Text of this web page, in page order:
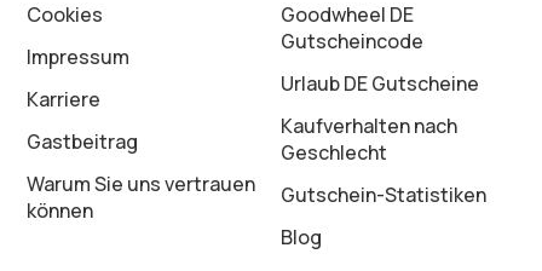
Cookies
Impressum
Karriere
Gastbeitrag
Warum Sie uns vertrauen
können
Goodwheel DE
Gutscheincode
Urlaub DE Gutscheine
Kaufverhalten nach
Geschlecht
Gutschein-Statistiken
Blog